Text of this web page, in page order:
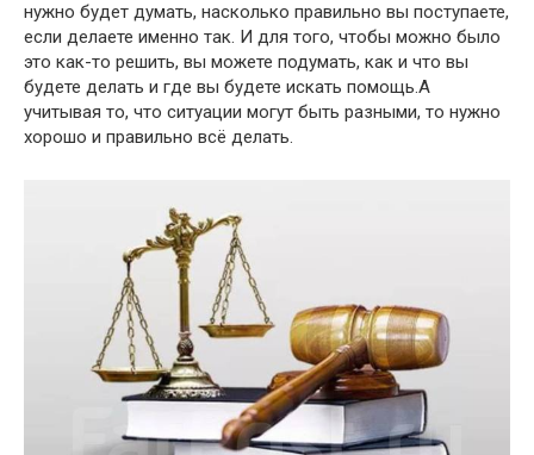
нужно будет думать, насколько правильно вы поступаете,
если делаете именно так. И для того, чтобы можно было
это как-то решить, вы можете подумать, как и что вы
будете делать и где вы будете искать помощь.А
учитывая то, что ситуации могут быть разными, то нужно
хорошо и правильно всё делать.